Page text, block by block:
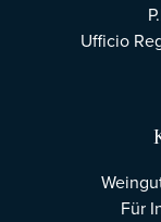
Ufficio
Für